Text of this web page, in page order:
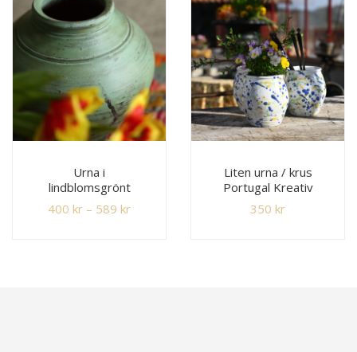
Urna i
lindblomsgrönt
400 kr – 589 kr
Liten urna / krus
Portugal Kreativ
350 kr